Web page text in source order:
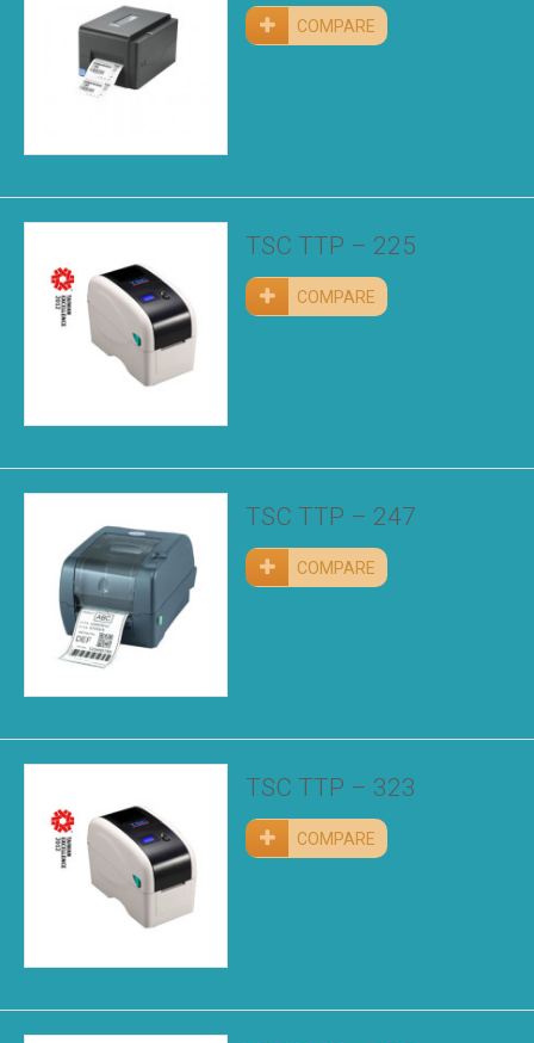
COMPARE
TSC TTP – 225
COMPARE
TSC TTP – 247
COMPARE
TSC TTP – 323
COMPARE